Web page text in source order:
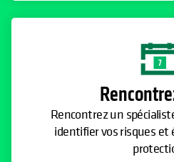
Rencontrez un
identifier vos risques et